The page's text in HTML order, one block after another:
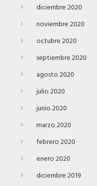
diciembre 2020
noviembre 2020
octubre 2020
septiembre 2020
agosto 2020
julio 2020
junio 2020
marzo 2020
febrero 2020
enero 2020
diciembre 2019